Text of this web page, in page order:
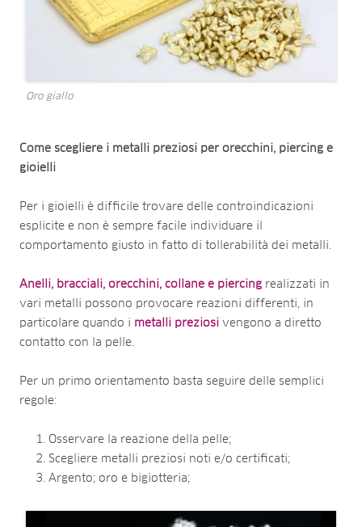
Oro giallo
Come scegliere i metalli preziosi per orecchini, piercing e
gioielli
Per i gioielli è difficile trovare delle controindicazioni
esplicite e non è sempre facile individuare il
comportamento giusto in fatto di tollerabilità dei metalli.
Anelli, bracciali, orecchini, collane e piercing realizzati in
vari metalli possono provocare reazioni differenti, in
particolare quando i metalli preziosi vengono a diretto
contatto con la pelle.
Per un primo orientamento basta seguire delle semplici
regole:
Osservare la reazione della pelle;
Scegliere metalli preziosi noti e/o certificati;
Argento; oro e bigiotteria;